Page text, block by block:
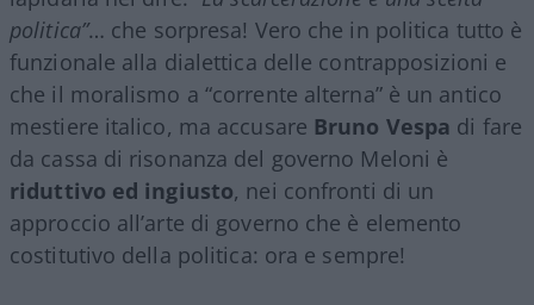
politica”… che sorpresa! Vero che in politica tutto è
funzionale alla dialettica delle contrapposizioni e
che il moralismo a “corrente alterna” è un antico
mestiere italico, ma accusare Bruno Vespa di fare
da cassa di risonanza del governo Meloni è
riduttivo ed ingiusto, nei confronti di un
approccio all’arte di governo che è elemento
costitutivo della politica: ora e sempre!